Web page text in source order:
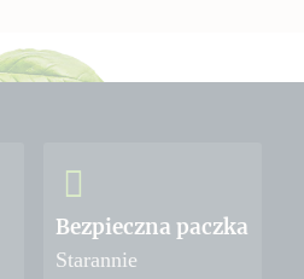
Bezpieczna paczka
Starannie